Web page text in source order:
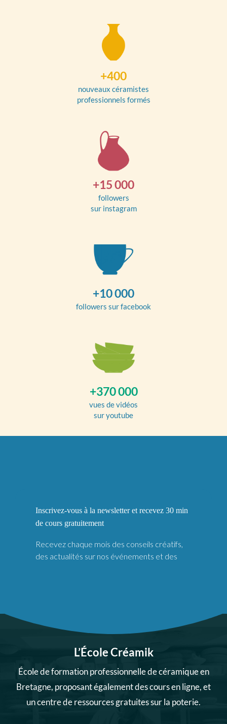
+400
nouveaux céramistes
professionnels formés
+15 000
followers
sur instagram
+10 000
followers sur facebook
+370 000
vues de vidéos
sur youtube
L’École Créamik
École de formation professionnelle de céramique en
Bretagne, proposant également des cours en ligne, et
un centre de ressources gratuites sur la poterie.